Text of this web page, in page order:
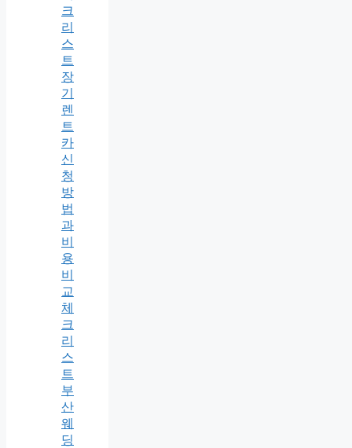
크
리
스
트
장
기
렌
트
카
신
청
방
법
과
비
용
비
교
체
크
리
스
트
부
산
웨
딩